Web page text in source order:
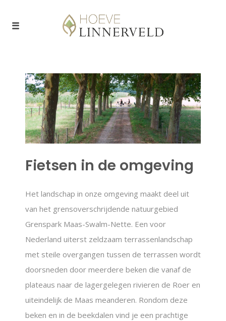
Fietsen in de omgeving
Het landschap in onze omgeving maakt deel uit
van het grensoverschrijdende natuurgebied
Grenspark Maas-Swalm-Nette. Een voor
Nederland uiterst zeldzaam terrassenlandschap
met steile overgangen tussen de terrassen wordt
doorsneden door meerdere beken die vanaf de
plateaus naar de lagergelegen rivieren de Roer en
uiteindelijk de Maas meanderen. Rondom deze
beken en in de beekdalen vind je een prachtige